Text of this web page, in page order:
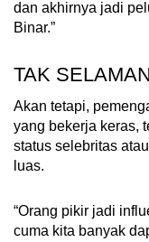
dan akhirnya jadi
Binar.”
TAK
Akan tetapi,
yang bekerja keras,
status selebritas
luas.
“Orang pikir jadi
cuma kita banyak